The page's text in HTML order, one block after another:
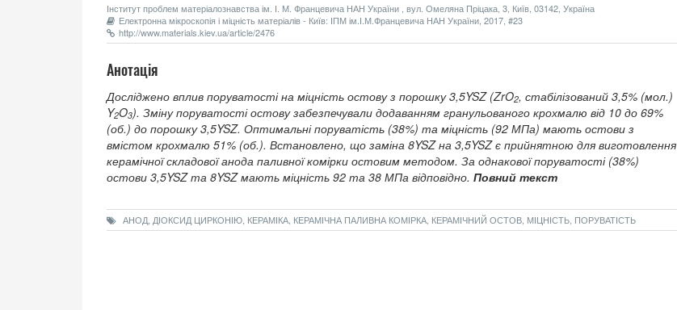
Інститут проблем матеріалознавства ім. І. М. Францевича НАН України , вул. Омеляна Пріцака, 3, Київ, 03142, Україна
Електронна мікроскопія і міцність матеріалів - Київ: ІПМ ім.І.М.Францевича НАН України, 2017, #23
http://www.materials.kiev.ua/article/2476
Анотація
Досліджено вплив поруватості на міцність остову з порошку 3,5YSZ (ZrO2, стабілізований 3,5% (мол.)
Y2O3). Зміну поруватості остову забезпечували додаванням гранульованого крохмалю від 10 до 69%
(об.) до порошку 3,5YSZ. Оптимальні поруватість (38%) та міцність (92 МПа) мають остови з
вмістом крохмалю 51% (об.). Встановлено, що заміна 8YSZ на 3,5YSZ є прийнятною для виготовлення
керамічної складової анода паливної комірки остовим методом. За однакової поруватості (38%)
остови 3,5YSZ та 8YSZ мають міцність 92 та 38 МПа відповідно. Повний текст
АНОД, ДІОКСИД ЦИРКОНІЮ, КЕРАМІКА, КЕРАМІЧНА ПАЛИВНА КОМІРКА, КЕРАМІЧНИЙ ОСТОВ, МІЦНІСТЬ, ПОРУВАТІСТЬ